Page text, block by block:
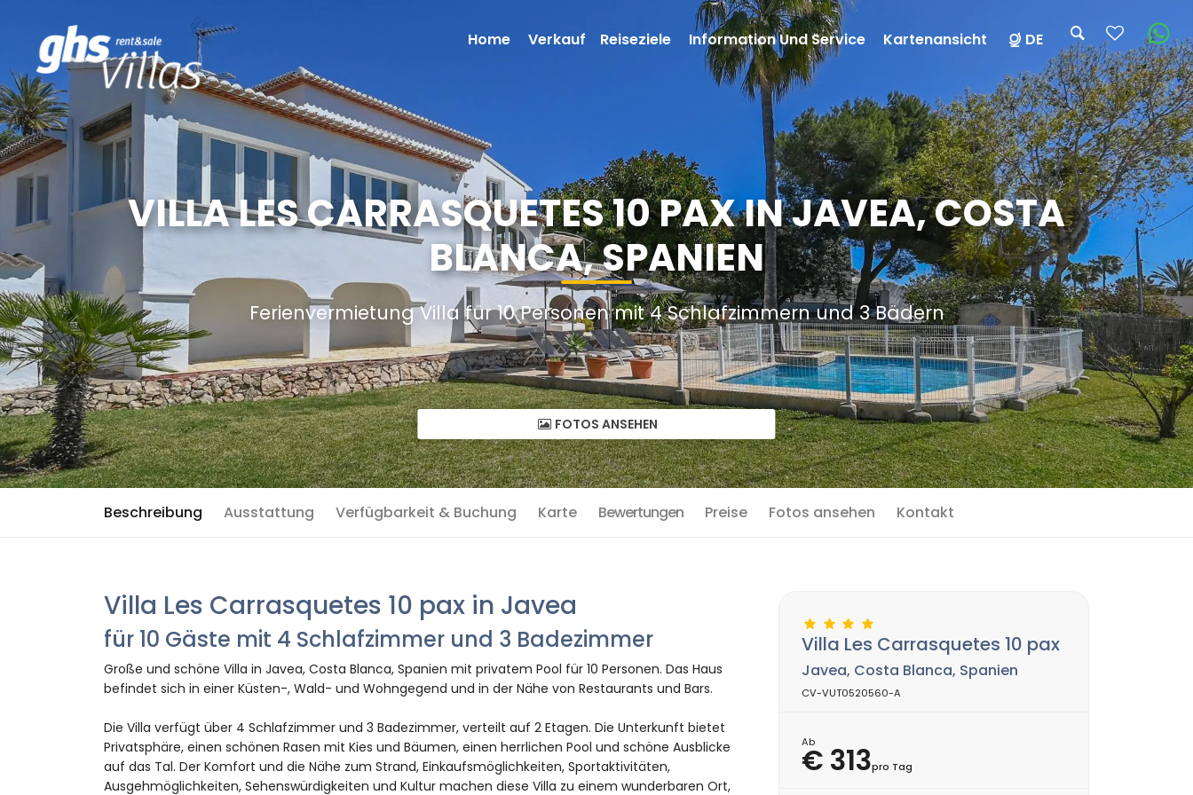
VILLA LES CARRASQUETES 10 PAX IN JAVEA, COSTA
BLANCA, SPANIEN
Ferienvermietung Villa für 10 Personen mit 4 Schlafzimmern und 3 Bädern
FOTOS ANSEHEN
Beschreibung Ausstattung Verfügbarkeit & Buchung Karte Bewertungen Preise Fotos ansehen Kontakt
Villa Les Carrasquetes 10 pax in Javea
für 10 Gäste mit 4 Schlafzimmer und 3 Badezimmer
Große und schöne Villa in Javea, Costa Blanca, Spanien mit privatem Pool für 10 Personen. Das Haus
befindet sich in einer Küsten-, Wald- und Wohngegend und in der Nähe von Restaurants und Bars.
Die Villa verfügt über 4 Schlafzimmer und 3 Badezimmer, verteilt auf 2 Etagen. Die Unterkunft bietet
Privatsphäre, einen schönen Rasen mit Kies und Bäumen, einen herrlichen Pool und schöne Ausblicke
auf das Tal. Der Komfort und die Nähe zum Strand, Einkaufsmöglichkeiten, Sportaktivitäten,
Ausgehmöglichkeiten, Sehenswürdigkeiten und Kultur machen diese Villa zu einem wunderbaren Ort,
Villa Les Carrasquetes 10 pax
Javea, Costa Blanca, Spanien
CV-VUT0520560-A
Ab
€ 313pro Tag
Home Verkauf Reiseziele Information Und Service Kartenansicht DE